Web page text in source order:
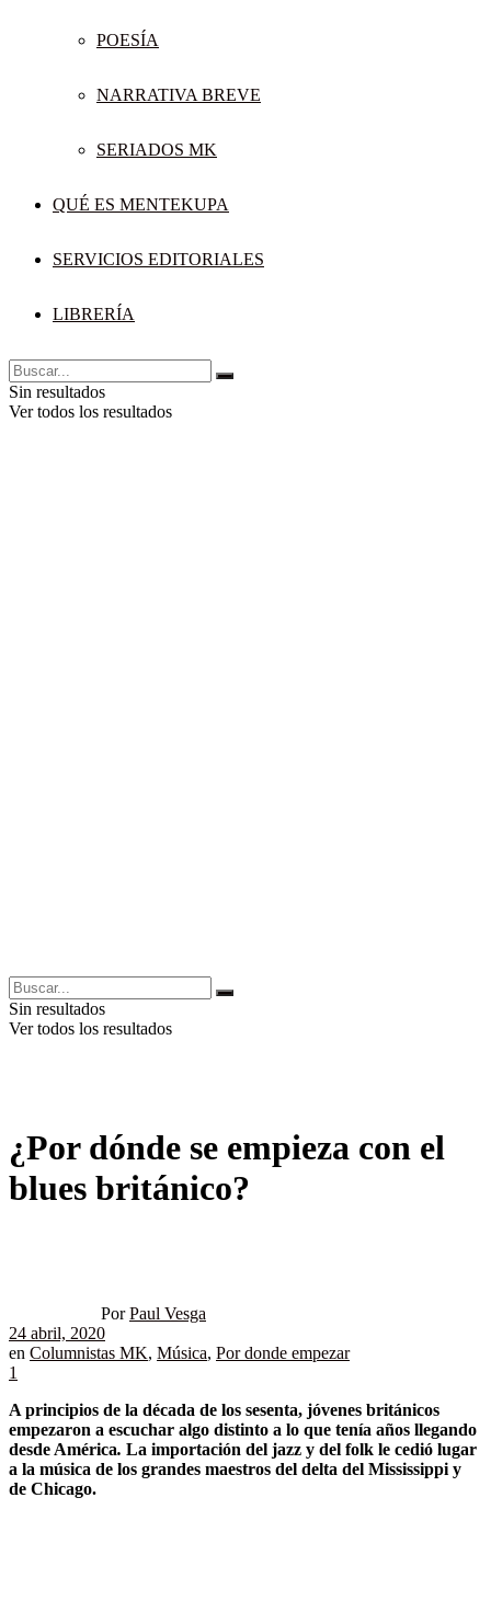
POESÍA
NARRATIVA BREVE
SERIADOS MK
QUÉ ES MENTEKUPA
SERVICIOS EDITORIALES
LIBRERÍA
Sin resultados
Ver todos los resultados
Sin resultados
Ver todos los resultados
¿Por dónde se empieza con el
blues británico?
Por Paul Vesga
24 abril, 2020
en Columnistas MK, Música, Por donde empezar
1
A principios de la década de los sesenta, jóvenes británicos
empezaron a escuchar algo distinto a lo que tenía años llegando
desde América. La importación del jazz y del folk le cedió lugar
a la música de los grandes maestros del delta del Mississippi y
de Chicago.